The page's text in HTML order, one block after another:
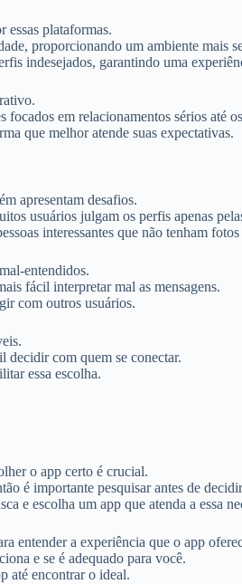
essas plataformas.
proporcionando um ambiente mais
indesejados, garantindo uma
focados em relacionamentos sérios até
que melhor atende suas expectativas.
apresentam desafios.
usuários julgam os perfis apenas
interessantes que não tenham fotos
entendidos.
fácil interpretar mal as mensagens.
com outros usuários.
decidir com quem se conectar.
essa escolha.
o app certo é crucial.
é importante pesquisar antes de
e escolha um app que atenda a essa
entender a experiência que o app
e se é adequado para você.
até encontrar o ideal.